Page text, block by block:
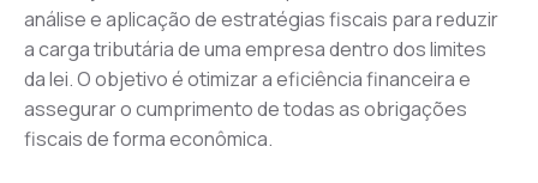
análise e aplicação de estratégias fiscais para reduzir
a carga tributária de uma empresa dentro dos limites
da lei. O objetivo é otimizar a eficiência financeira e
assegurar o cumprimento de todas as obrigações
fiscais de forma econômica.